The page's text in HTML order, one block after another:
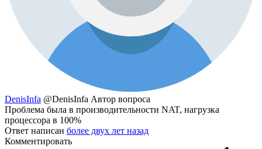
DenisInfa @DenisInfa Автор вопроса
Проблема была в производительности NAT, нагрузка
процессора в 100%
Ответ написан более двух лет назад
Комментировать